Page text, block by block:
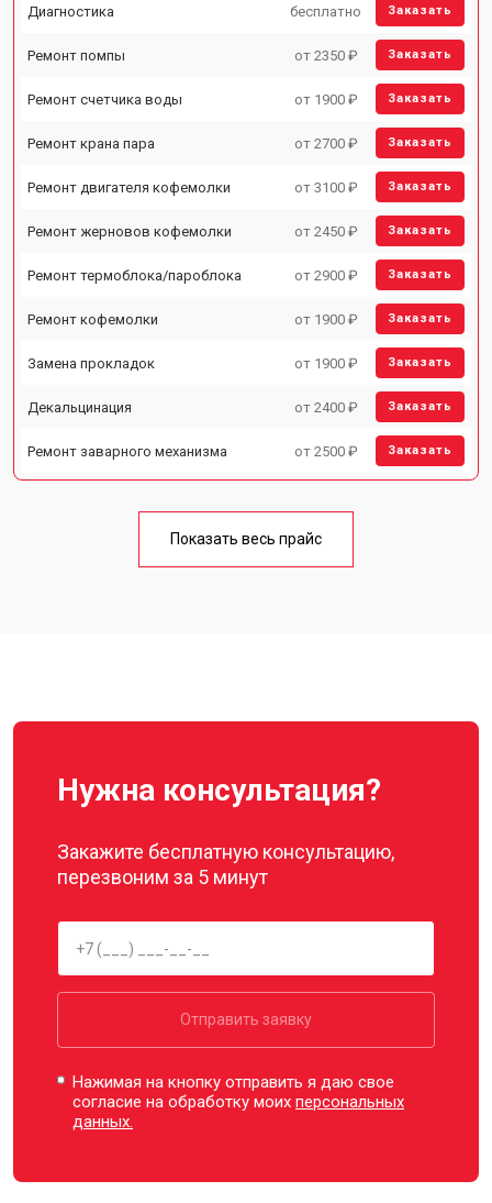
Диагностика бесплатно Заказать
Ремонт помпы от 2350 ₽ Заказать
Ремонт счетчика воды от 1900 ₽ Заказать
Ремонт крана пара от 2700 ₽ Заказать
Ремонт двигателя кофемолки от 3100 ₽ Заказать
Ремонт жерновов кофемолки от 2450 ₽ Заказать
Ремонт термоблока/пароблока от 2900 ₽ Заказать
Ремонт кофемолки от 1900 ₽ Заказать
Замена прокладок от 1900 ₽ Заказать
Декальцинация от 2400 ₽ Заказать
Ремонт заварного механизма от 2500 ₽ Заказать
Показать весь прайс
Нужна консультация?
Закажите бесплатную консультацию,
перезвоним за 5 минут
Отправить заявку
Нажимая на кнопку отправить я даю свое
согласие на обработку моихперсональных
данных.